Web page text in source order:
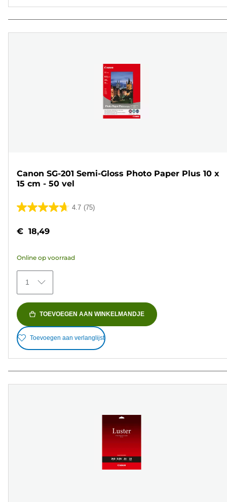
Canon SG-201 Semi-Gloss Photo Paper Plus 10 x
15 cm - 50 vel
4.7 (75)
4.7
de
sterren.
75
beoordelingen
€ 18,49
Online op voorraad
1
TOEVOEGEN AAN WINKELMANDJE
Toevoegen aan verlanglijst